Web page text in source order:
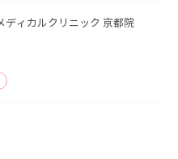
ディカルクリニック 京都院